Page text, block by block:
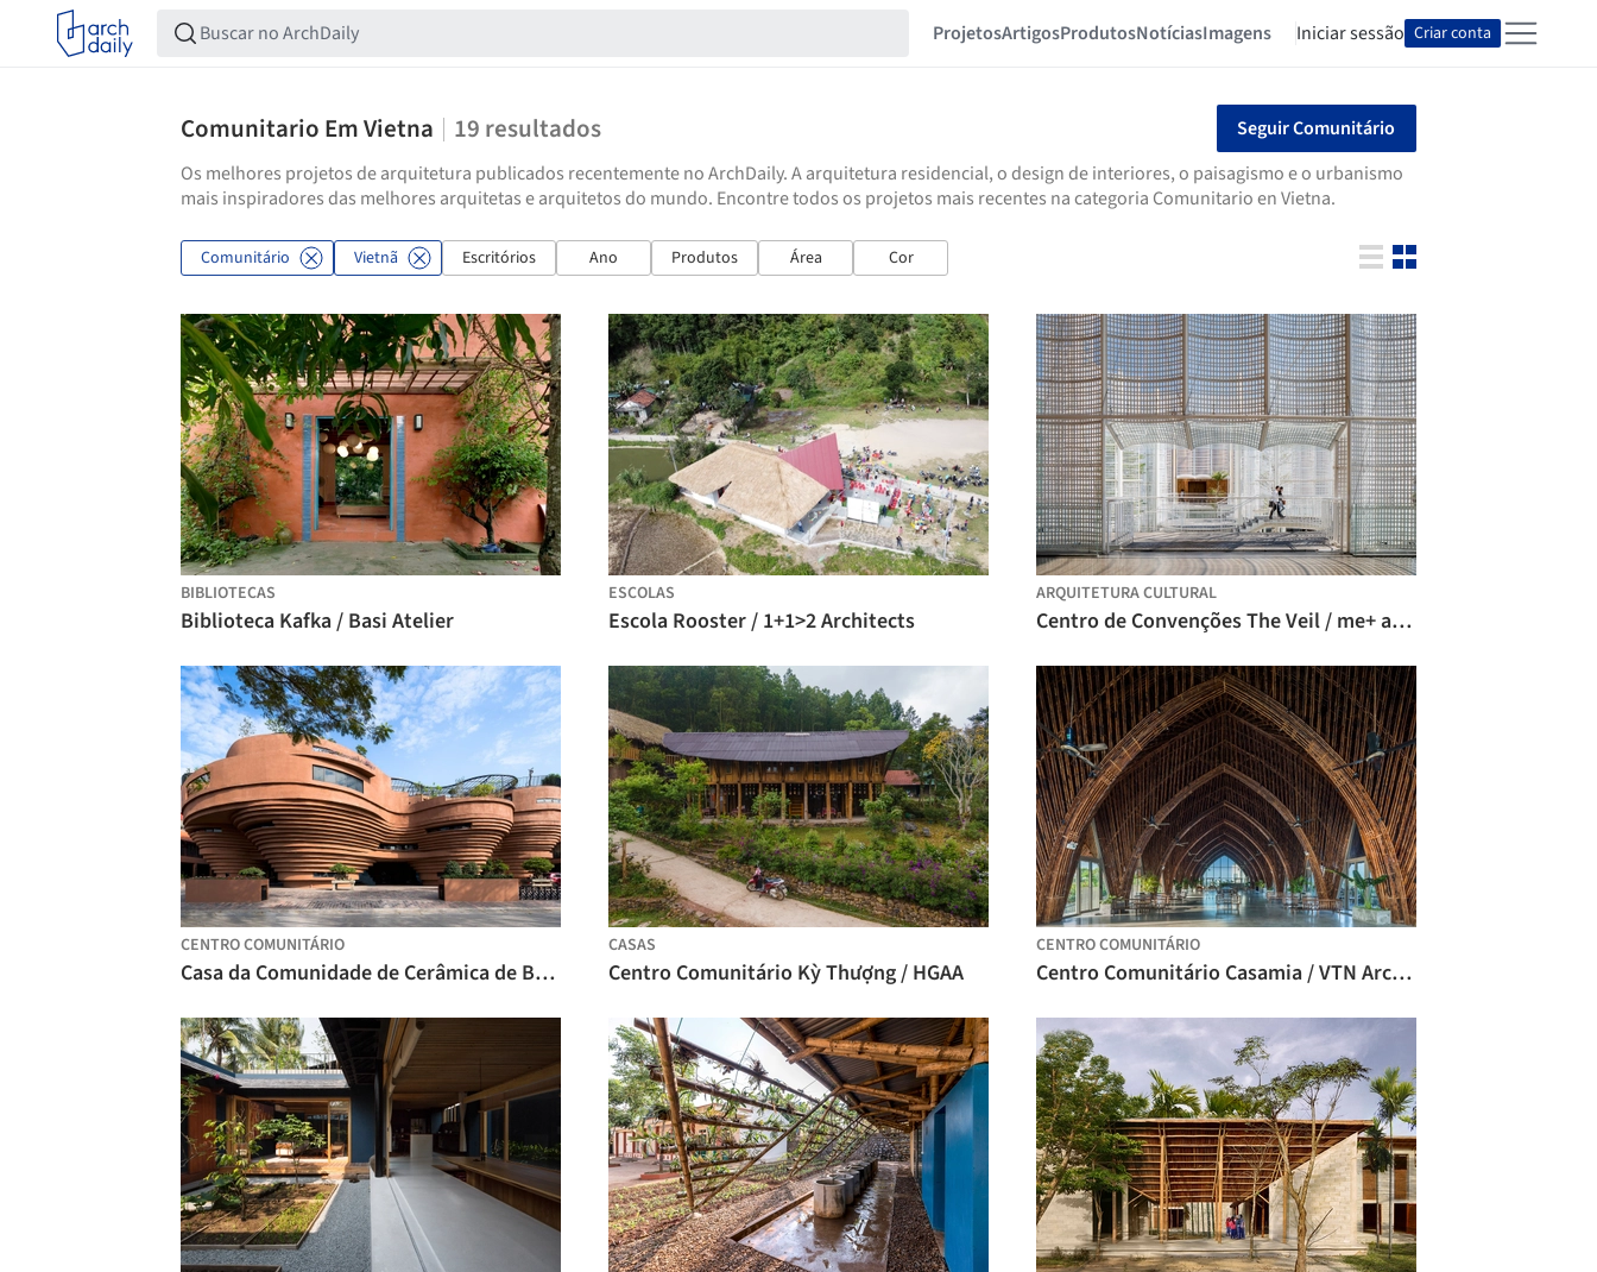
ProjetosArtigosProdutosNotíciasImagens Iniciar sessão Criar conta
Comunitario Em Vietna 19 resultados
Seguir Comunitário
Os melhores projetos de arquitetura publicados recentemente no ArchDaily. A arquitetura residencial, o design de interiores, o paisagismo e o urbanismo
mais inspiradores das melhores arquitetas e arquitetos do mundo. Encontre todos os projetos mais recentes na categoria Comunitario en Vietna.
Comunitário Vietnã Escritórios Ano Produtos Área Cor
BIBLIOTECAS
Biblioteca Kafka / Basi Atelier
ESCOLAS
Escola Rooster / 1+1>2 Architects
ARQUITETURA CULTURAL
Centro de Convenções The Veil / me+ architect + Atelier tho.A
CENTRO COMUNITÁRIO
Casa da Comunidade de Cerâmica de Bat Trang / 1+1>2 Architects
CASAS
Centro Comunitário Kỳ Thượng / HGAA
CENTRO COMUNITÁRIO
Centro Comunitário Casamia / VTN Architects